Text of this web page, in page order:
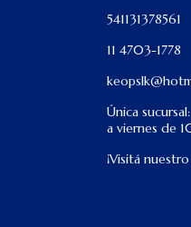
541131378561
11 4703-1778
Única
a viernes de
¡Visitá